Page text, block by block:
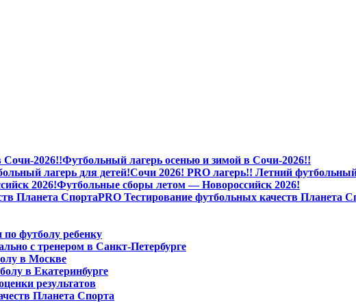
Футбольный лагерь осенью и зимой в Сочи-2026!!
Сочи 2026! PRO лагерь!! Летний футбольный
Футбольные сборы летом — Новороссийск 2026!
PRO Тестирование футбольных качеств Планета
футболу ребенку
с тренером в Санкт-Петербурге
в Москве
в Екатеринбурге
результатов
Планета Спорта